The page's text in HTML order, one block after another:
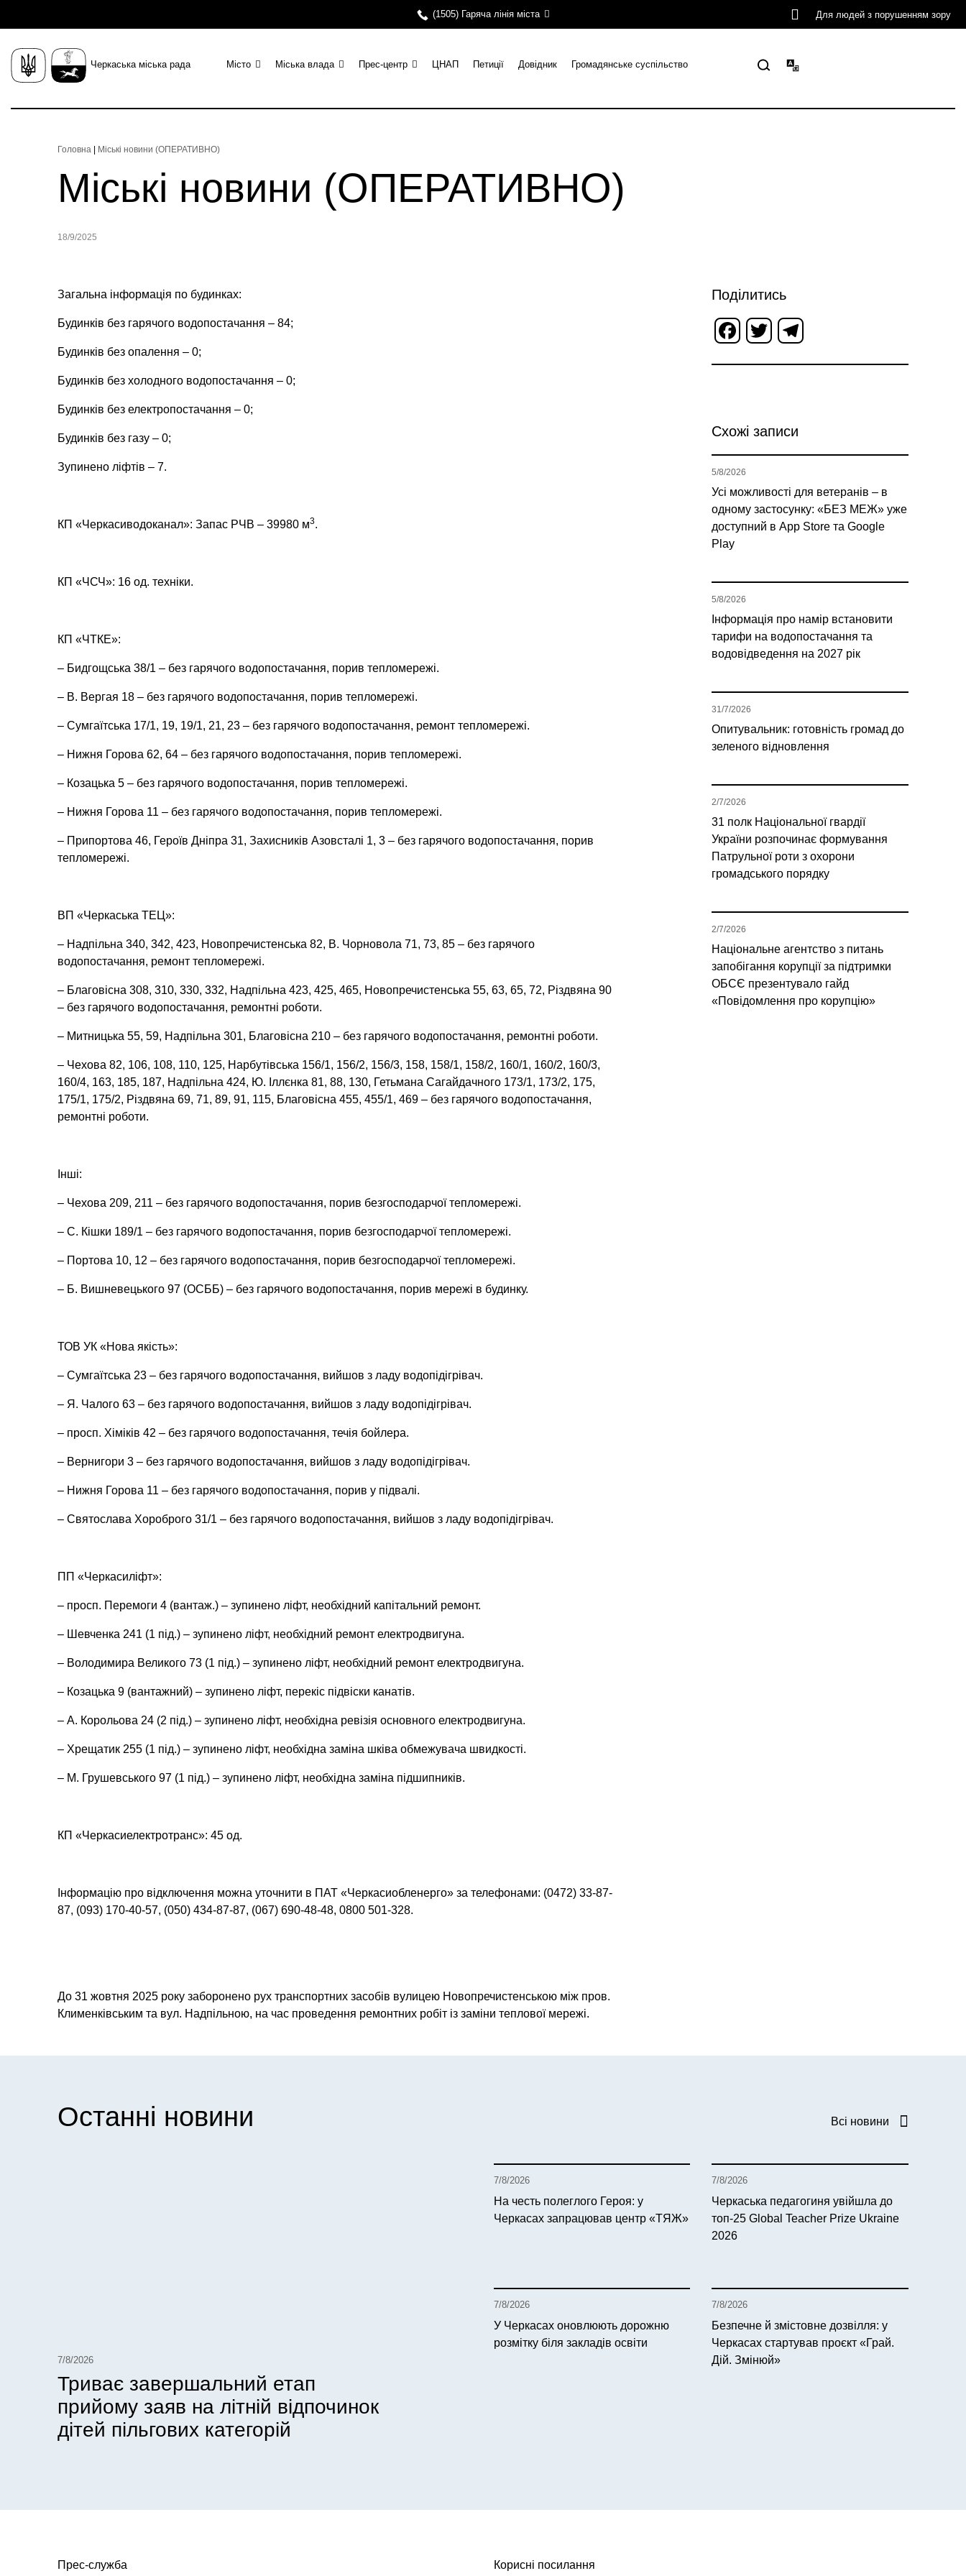
(1505) Гаряча лінія міста Для людей з порушенням зору
Черкаська міська рада Місто Міська влада Прес-центр ЦНАП Петиції Довідник Громадянське суспільство
Головна Міські новини (ОПЕРАТИВНО)
Міські новини (ОПЕРАТИВНО)
18/9/2025
Загальна інформація по будинках:
Будинків без гарячого водопостачання – 84;
Будинків без опалення – 0;
Будинків без холодного водопостачання – 0;
Будинків без електропостачання – 0;
Будинків без газу – 0;
Зупинено ліфтів – 7.
КП «Черкасиводоканал»: Запас РЧВ – 39980 м3.
КП «ЧСЧ»: 16 од. техніки.
КП «ЧТКЕ»:
– Бидгощська 38/1 – без гарячого водопостачання, порив тепломережі.
– В. Вергая 18 – без гарячого водопостачання, порив тепломережі.
– Сумгаїтська 17/1, 19, 19/1, 21, 23 – без гарячого водопостачання, ремонт тепломережі.
– Нижня Горова 62, 64 – без гарячого водопостачання, порив тепломережі.
– Козацька 5 – без гарячого водопостачання, порив тепломережі.
– Нижня Горова 11 – без гарячого водопостачання, порив тепломережі.
– Припортова 46, Героїв Дніпра 31, Захисників Азовсталі 1, 3 – без гарячого водопостачання, порив
тепломережі.
ВП «Черкаська ТЕЦ»:
– Надпільна 340, 342, 423, Новопречистенська 82, В. Чорновола 71, 73, 85 – без гарячого
водопостачання, ремонт тепломережі.
– Благовісна 308, 310, 330, 332, Надпільна 423, 425, 465, Новопречистенська 55, 63, 65, 72, Різдвяна 90
– без гарячого водопостачання, ремонтні роботи.
– Митницька 55, 59, Надпільна 301, Благовісна 210 – без гарячого водопостачання, ремонтні роботи.
– Чехова 82, 106, 108, 110, 125, Нарбутівська 156/1, 156/2, 156/3, 158, 158/1, 158/2, 160/1, 160/2, 160/3,
160/4, 163, 185, 187, Надпільна 424, Ю. Іллєнка 81, 88, 130, Гетьмана Сагайдачного 173/1, 173/2, 175,
175/1, 175/2, Різдвяна 69, 71, 89, 91, 115, Благовісна 455, 455/1, 469 – без гарячого водопостачання,
ремонтні роботи.
Інші:
– Чехова 209, 211 – без гарячого водопостачання, порив безгосподарчої тепломережі.
– С. Кішки 189/1 – без гарячого водопостачання, порив безгосподарчої тепломережі.
– Портова 10, 12 – без гарячого водопостачання, порив безгосподарчої тепломережі.
– Б. Вишневецького 97 (ОСББ) – без гарячого водопостачання, порив мережі в будинку.
ТОВ УК «Нова якість»:
– Сумгаїтська 23 – без гарячого водопостачання, вийшов з ладу водопідігрівач.
– Я. Чалого 63 – без гарячого водопостачання, вийшов з ладу водопідігрівач.
– просп. Хіміків 42 – без гарячого водопостачання, течія бойлера.
– Вернигори 3 – без гарячого водопостачання, вийшов з ладу водопідігрівач.
– Нижня Горова 11 – без гарячого водопостачання, порив у підвалі.
– Святослава Хороброго 31/1 – без гарячого водопостачання, вийшов з ладу водопідігрівач.
ПП «Черкасиліфт»:
– просп. Перемоги 4 (вантаж.) – зупинено ліфт, необхідний капітальний ремонт.
– Шевченка 241 (1 під.) – зупинено ліфт, необхідний ремонт електродвигуна.
– Володимира Великого 73 (1 під.) – зупинено ліфт, необхідний ремонт електродвигуна.
– Козацька 9 (вантажний) – зупинено ліфт, перекіс підвіски канатів.
– А. Корольова 24 (2 під.) – зупинено ліфт, необхідна ревізія основного електродвигуна.
– Хрещатик 255 (1 під.) – зупинено ліфт, необхідна заміна шківа обмежувача швидкості.
– М. Грушевського 97 (1 під.) – зупинено ліфт, необхідна заміна підшипників.
КП «Черкасиелектротранс»: 45 од.
Інформацію про відключення можна уточнити в ПАТ «Черкасиобленерго» за телефонами: (0472) 33-87-
87, (093) 170-40-57, (050) 434-87-87, (067) 690-48-48, 0800 501-328.
До 31 жовтня 2025 року заборонено рух транспортних засобів вулицею Новопречистенською між пров.
Клименківським та вул. Надпільною, на час проведення ремонтних робіт із заміни теплової мережі.
Поділитись
Facebook
Twitter
Схожі записи
Усі можливості для ветеранів – в
одному застосунку: «БЕЗ МЕЖ» уже
доступний в App Store та Google
Play
5/8/2026
Інформація про намір встановити
тарифи на водопостачання та
водовідведення на 2027 рік
5/8/2026
Опитувальник: готовність громад до
зеленого відновлення
31/7/2026
31 полк Національної гвардії
України розпочинає формування
Патрульної роти з охорони
громадського порядку
2/7/2026
Національне агентство з питань
запобігання корупції за підтримки
ОБСЄ презентувало гайд
«Повідомлення про корупцію»
2/7/2026
Останні новини Всі новини
7/8/2026
Триває завершальний етап
прийому заяв на літній відпочинок
дітей пільгових категорій
7/8/2026
На честь полеглого Героя: у
Черкасах запрацював центр «ТЯЖ»
7/8/2026
Черкаська педагогиня увійшла до
топ-25 Global Teacher Prize Ukraine
2026
7/8/2026
У Черкасах оновлюють дорожню
розмітку біля закладів освіти
7/8/2026
Безпечне й змістовне дозвілля: у
Черкасах стартував проєкт «Грай.
Дій. Змінюй»
Прес-служба Корисні посилання